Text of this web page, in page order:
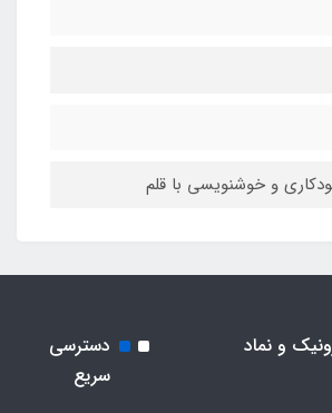
و خوشنویسی با قلم
و نماد
دسترسی
سریع